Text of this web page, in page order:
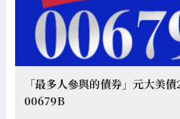
「最多人參與的債券」元大美
00679B